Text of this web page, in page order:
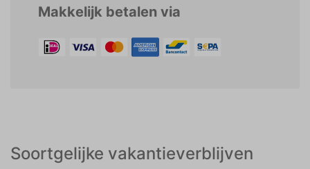
Makkelijk betalen via
Soortgelijke vakantieverblijven